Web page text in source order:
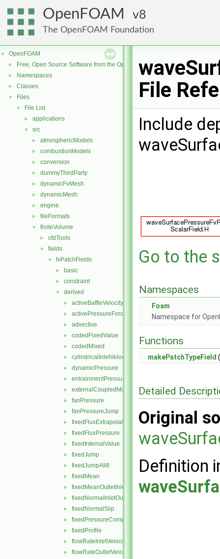
OpenFOAM 8
The OpenFOAM Foundation
▼ OpenFOAM
► Free, Open Source Software from the OpenFOAM Foundation
► Namespaces
► Classes
▼ Files
▼ File List
► applications
▼ src
► atmosphericModels
► combustionModels
► conversion
► dummyThirdParty
► dynamicFvMesh
► dynamicMesh
► engine
► fileFormats
▼ finiteVolume
► cfdTools
▼ fields
▼ fvPatchFields
► basic
► constraint
▼ derived
► activeBaffleVelocity
► activePressureForceBaffleVelocity
► advective
► codedFixedValue
► codedMixed
► cylindricalInletVelocity
► dynamicPressure
► entrainmentPressure
► externalCoupledMixed
► fanPressure
► fanPressureJump
► fixedFluxExtrapolatedPressure
► fixedFluxPressure
► fixedInternalValue
► fixedJump
► fixedJumpAMI
► fixedMean
► fixedMeanOutletInlet
► fixedNormalInletOutletVelocity
► fixedNormalSlip
► fixedPressureCompressibleDensity
► fixedProfile
► flowRateInletVelocity
► flowRateOutletVelocity
File
Include
Go to the
Namespaces
Foam
Namespace for
Functions
makePatchTypeField
Detailed
Original
Definition